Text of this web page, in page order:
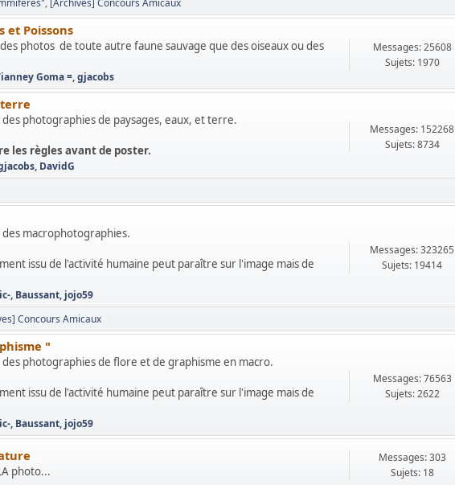
[Archives] Concours Amicaux
et Poissons
photos de toute autre faune sauvage que des oiseaux ou des
Goma =,gjacobs
Messages: 25608
Sujets: 1970
terre
photographies de paysages, eaux, et terre.
les règles avant de poster.
, DavidG
Messages: 152268
Sujets: 8734
macrophotographies.
issu de l'activité humaine peut paraître sur l'image mais de
, Baussant, jojo59
Messages: 323265
Sujets: 19414
Concours Amicaux
"
photographies de flore et de graphisme en macro.
issu de l'activité humaine peut paraître sur l'image mais de
, Baussant, jojo59
Messages: 76563
Sujets: 2622
photo...
Messages: 303
Sujets: 18